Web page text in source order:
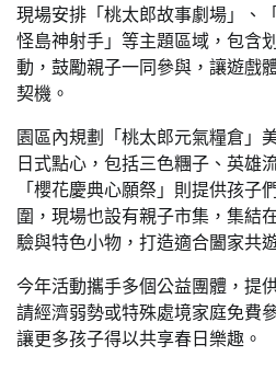
現場安排「桃太郎故事劇場」、
怪島神射手」等主題區域，包含
動，鼓勵親子一同參與，讓遊戲
契機。
園區內規劃「桃太郎元氣糧倉」
日式點心，包括三色糰子、英雄
「櫻花慶典心願祭」則提供孩子
圍，現場也設有親子市集，集結
驗與特色小物，打造適合闔家共
今年活動攜手多個公益團體，提
請經濟弱勢或特殊處境家庭免費
讓更多孩子得以共享春日樂趣。